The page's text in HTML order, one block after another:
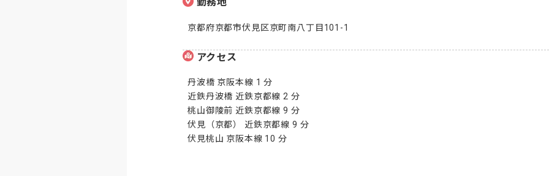
勤務地
京都府京都市伏見区京町南八丁目101-1
アクセス
丹波橋 京阪本線 1 分
近鉄丹波橋 近鉄京都線 2 分
桃山御陵前 近鉄京都線 9 分
伏見（京都） 近鉄京都線 9 分
伏見桃山 京阪本線 10 分